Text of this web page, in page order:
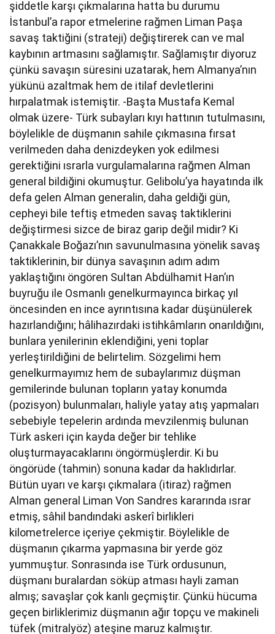
şiddetle karşı çıkmalarına hatta bu durumu
İstanbul’a rapor etmelerine rağmen Liman Paşa
savaş taktiğini (strateji) değiştirerek can ve mal
kaybının artmasını sağlamıştır. Sağlamıştır diyoruz
çünkü savaşın süresini uzatarak, hem Almanya’nın
yükünü azaltmak hem de itilaf devletlerini
hırpalatmak istemiştir. -Başta Mustafa Kemal
olmak üzere- Türk subayları kıyı hattının tutulmasını,
böylelikle de düşmanın sahile çıkmasına fırsat
verilmeden daha denizdeyken yok edilmesi
gerektiğini ısrarla vurgulamalarına rağmen Alman
general bildiğini okumuştur. Gelibolu’ya hayatında ilk
defa gelen Alman generalin, daha geldiği gün,
cepheyi bile teftiş etmeden savaş taktiklerini
değiştirmesi sizce de biraz garip değil midir? Ki
Çanakkale Boğazı’nın savunulmasına yönelik savaş
taktiklerinin, bir dünya savaşının adım adım
yaklaştığını öngören Sultan Abdülhamit Han’ın
buyruğu ile Osmanlı genelkurmayınca birkaç yıl
öncesinden en ince ayrıntısına kadar düşünülerek
hazırlandığını; hâlihazırdaki istihkâmların onarıldığını,
bunlara yenilerinin eklendiğini, yeni toplar
yerleştirildiğini de belirtelim. Sözgelimi hem
genelkurmayımız hem de subaylarımız düşman
gemilerinde bulunan topların yatay konumda
(pozisyon) bulunmaları, haliyle yatay atış yapmaları
sebebiyle tepelerin ardında mevzilenmiş bulunan
Türk askeri için kayda değer bir tehlike
oluşturmayacaklarını öngörmüşlerdir. Ki bu
öngörüde (tahmin) sonuna kadar da haklıdırlar.
Bütün uyarı ve karşı çıkmalara (itiraz) rağmen
Alman general Liman Von Sandres kararında ısrar
etmiş, sâhil bandındaki askerî birlikleri
kilometrelerce içeriye çekmiştir. Böylelikle de
düşmanın çıkarma yapmasına bir yerde göz
yummuştur. Sonrasında ise Türk ordusunun,
düşmanı buralardan söküp atması hayli zaman
almış; savaşlar çok kanlı geçmiştir. Çünkü hücuma
geçen birliklerimiz düşmanın ağır topçu ve makineli
tüfek (mitralyöz) ateşine maruz kalmıştır.